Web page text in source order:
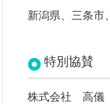
新潟県、 三条市、
特別協賛
株式会社 高儀